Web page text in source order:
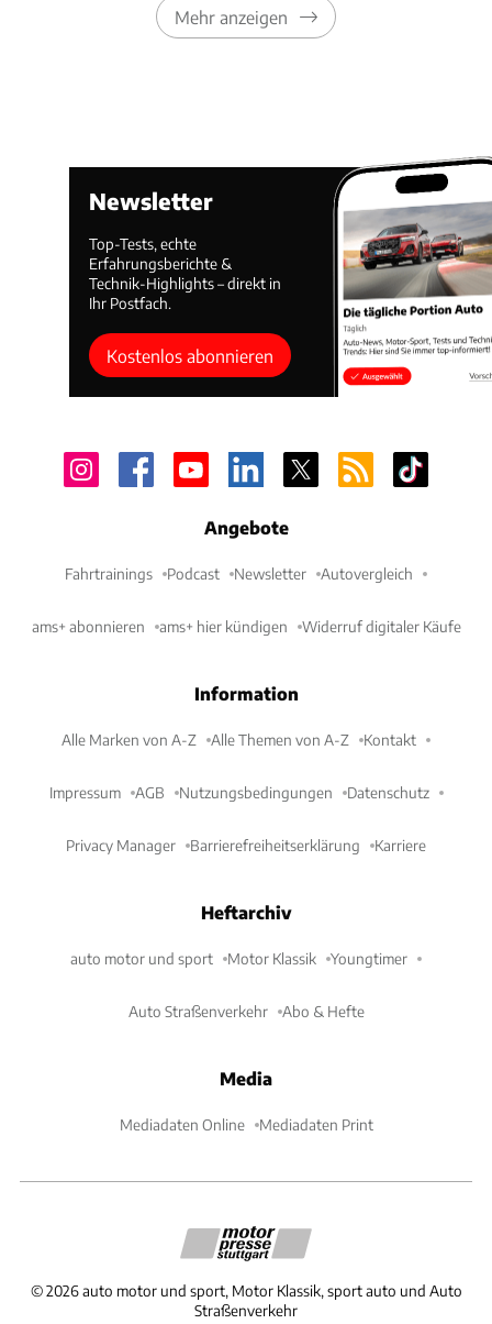
Mehr anzeigen
Newsletter
Top-Tests, echte
Erfahrungsberichte &
Technik-Highlights – direkt in
Ihr Postfach.
Kostenlos abonnieren
Angebote
Fahrtrainings Podcast Newsletter Autovergleich
ams+ abonnieren ams+ hier kündigen Widerruf digitaler Käufe
Information
Alle Marken von A-Z Alle Themen von A-Z Kontakt
Impressum AGB Nutzungsbedingungen Datenschutz
Privacy Manager Barrierefreiheitserklärung Karriere
Heftarchiv
auto motor und sport Motor Klassik Youngtimer
Auto Straßenverkehr Abo & Hefte
Media
Mediadaten Online Mediadaten Print
©2026 auto motor und sport, Motor Klassik, sport auto und Auto
Straßenverkehr